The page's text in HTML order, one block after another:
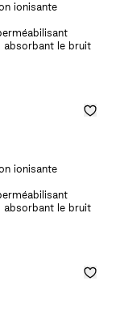
ionisante
absorbant le bruit
ionisante
absorbant le bruit